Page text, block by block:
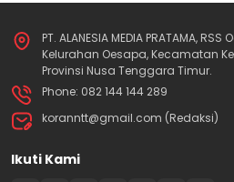
PT. ALANESIA MEDIA PRATAMA,
Kelurahan Oesapa, Kecamatan
Provinsi Nusa Tenggara Timur.
Phone: 082 144 144 289
koranntt@gmail.com (Redaksi)
Ikuti Kami